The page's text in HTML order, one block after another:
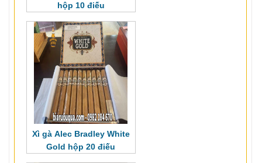
hộp 10 điếu
Xì gà Alec Bradley White
Gold hộp 20 điếu